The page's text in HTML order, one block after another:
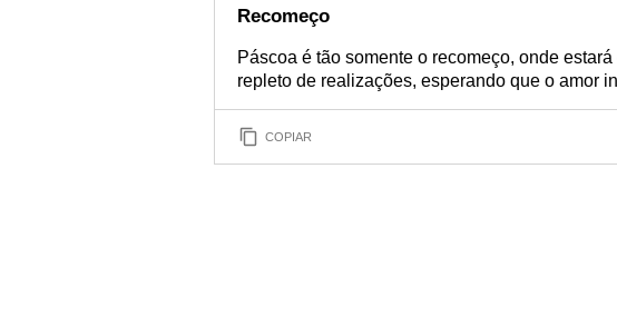
Recomeço
Páscoa é tão somente o recomeço, onde
repleto de realizações, esperando que o amor
COPIAR